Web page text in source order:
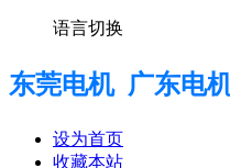
语言切换
东莞电机 广东电
设为首页
收藏本站